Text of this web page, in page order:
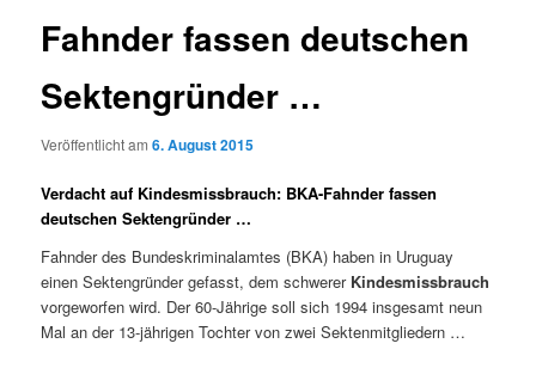
Fahnder fassen deutschen
Sektengründer …
Veröffentlicht am6. August 2015
Verdacht auf Kindesmissbrauch: BKA-Fahnder fassen
deutschen Sektengründer …
Fahnder des Bundeskriminalamtes (BKA) haben in Uruguay
einen Sektengründer gefasst, dem schwerer Kindesmissbrauch
vorgeworfen wird. Der 60-Jährige soll sich 1994 insgesamt neun
Mal an der 13-jährigen Tochter von zwei Sektenmitgliedern …